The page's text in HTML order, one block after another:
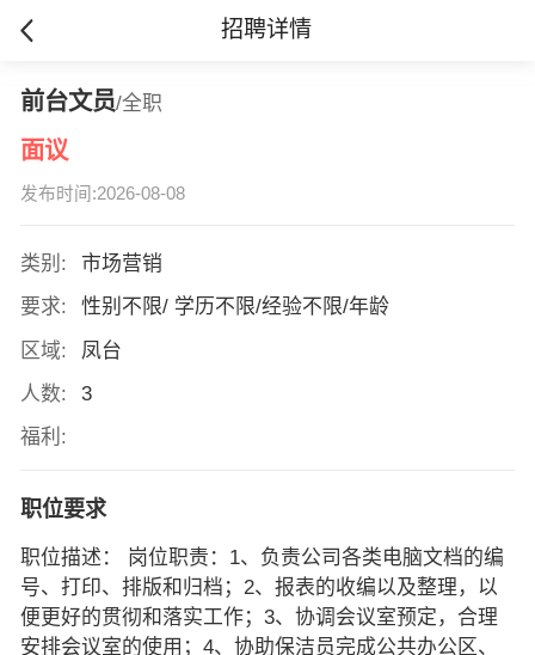
招聘详情
前台文员/全职
面议
发布时间:2026-08-08
类别:
市场营销
要求:
性别不限/ 学历不限/经验不限/年龄
区域:
凤台
人数:
3
福利:
职位要求
职位描述： 岗位职责：1、负责公司各类电脑文档的编
号、打印、排版和归档；2、报表的收编以及整理，以
便更好的贯彻和落实工作；3、协调会议室预定，合理
安排会议室的使用；4、协助保洁员完成公共办公区、